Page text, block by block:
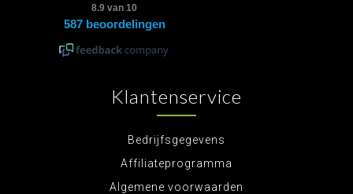
Klantenservice
Bedrijfsgegevens
Affiliateprogramma
Algemene voorwaarden